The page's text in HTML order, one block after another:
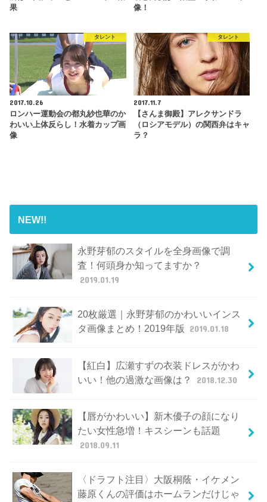
果
像！
タレント
2017.10.26
ロンハー運動会の都丸紗也華のか
わいい上体反らし！水着カップ画
像
タレント
2017.11.7
【さんま御殿】アレクサンドラ
（ロシアモデル）の関西弁はキャ
ラ？
NEW!!
永野芽郁のスタイルを全身画像で調
査！何頭身か知ってますか？
2019.01.19
20枚厳選｜永野芽郁のかわいいインス
タ画像まとめ！2019年版
2019.01.18
【紅白】広瀬すずの衣装ドレスがかわ
いい！他の過激な画像は？
2018.12.30
【唇がかわいい】新木優子の顔になり
たい女性急増！キスシーンも話題
2018.09.11
〈ドラフト注目〉大阪桐蔭・イケメン
藤原くんの評価はホームランだけじゃ